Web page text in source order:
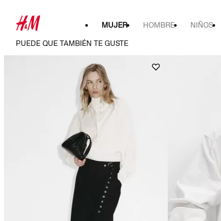
MUJER HOMBRE NIÑOS
PUEDE QUE TAMBIÉN TE GUSTE